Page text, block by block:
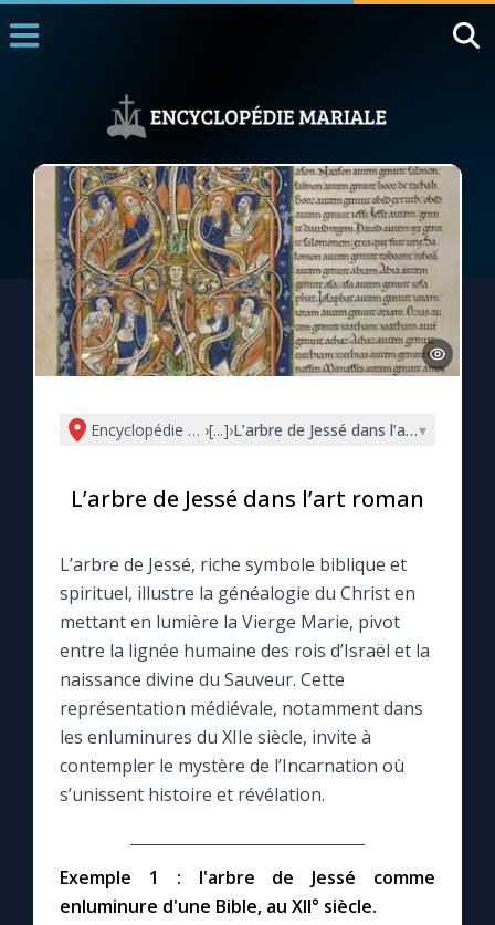
1000 Raisons de Croire
L'actualité de la semaine
La chaîne Youtube
La newsletter
La vidéo de la semaine
Le magazine
Le site internet
Questions-réponses
Encyclopédie mariale
›[...]›L’arbre de Jessé dans l’art roman
▾
L’arbre de Jessé dans l’art roman
L’arbre de Jessé, riche symbole biblique et
spirituel, illustre la généalogie du Christ en
mettant en lumière la Vierge Marie, pivot
entre la lignée humaine des rois d’Israël et la
naissance divine du Sauveur. Cette
représentation médiévale, notamment dans
les enluminures du XIIe siècle, invite à
contempler le mystère de l’Incarnation où
s’unissent histoire et révélation.
Exemple 1 : l'arbre de Jessé comme
enluminure d'une Bible, au XII° siècle.